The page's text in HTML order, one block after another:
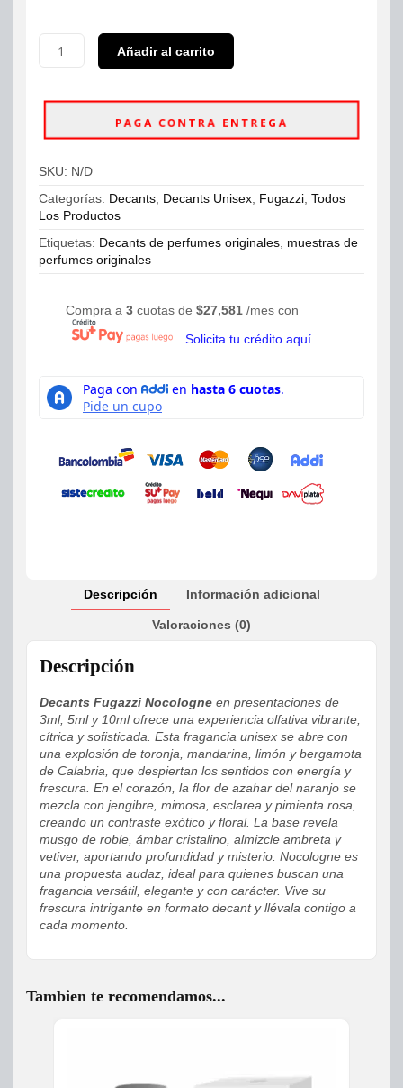
Fugazzi
Unisex
Añadir al carrito
PAGA CONTRA ENTREGA
SKU: N/D
Categorías: Decants, Decants Unisex, Fugazzi, Todos
Los Productos
Etiquetas: Decants de perfumes originales, muestras de
perfumes originales
Compra a 3 cuotas de $27,581 /mes con
Solicita tu crédito aquí
Descripción Información adicional
Valoraciones (0)
Descripción
Decants Fugazzi Nocologne en presentaciones de
3ml, 5ml y 10ml ofrece una experiencia olfativa vibrante,
cítrica y sofisticada. Esta fragancia unisex se abre con
una explosión de toronja, mandarina, limón y bergamota
de Calabria, que despiertan los sentidos con energía y
frescura. En el corazón, la flor de azahar del naranjo se
mezcla con jengibre, mimosa, esclarea y pimienta rosa,
creando un contraste exótico y floral. La base revela
musgo de roble, ámbar cristalino, almizcle ambreta y
vetiver, aportando profundidad y misterio. Nocologne es
una propuesta audaz, ideal para quienes buscan una
fragancia versátil, elegante y con carácter. Vive su
frescura intrigante en formato decant y llévala contigo a
cada momento.
Tambien te recomendamos...